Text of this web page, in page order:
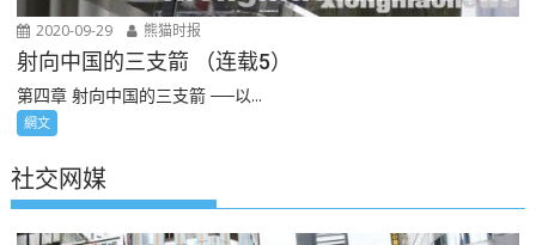
2020-09-29 熊猫时报
射向中国的三支箭 （连载5）
第四章 射向中国的三支箭 ──以...
網文
社交网媒